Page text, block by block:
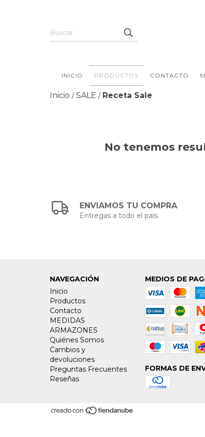
INICIO PRODUCTOS CONTACTO
Inicio / SALE / Receta Sale
No tenemos
ENVIAMOS TU COMPRA
Entregas a todo el país
NAVEGACIÓN
Inicio
Productos
Contacto
MEDIDAS
ARMAZONES
Quiénes Somos
Cambios y
devoluciones
Preguntas Frecuentes
Reseñas
MEDIOS DE
FORMAS DE